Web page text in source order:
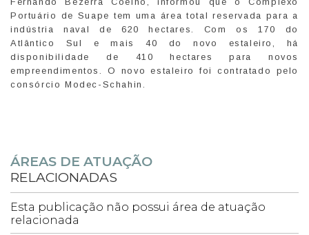
Portuário de Suape tem uma área total reservada para a
indústria naval de 620 hectares. Com os 170 do
Atlântico Sul e mais 40 do novo estaleiro, há
disponibilidade de 410 hectares para novos
empreendimentos. O novo estaleiro foi contratado pelo
consórcio Modec-Schahin.
ÁREAS DE ATUAÇÃO
RELACIONADAS
Esta publicação não possui área de atuação
relacionada